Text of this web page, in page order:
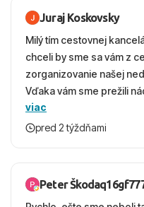
Juraj Koskovsky
Milý tím cestovnej
chceli by sme sa vám z
zorganizovanie našej
Vďaka vám sme prežili
ešte dlho s úsmevom
absolútne hladko – od
bola to trefa do čierneho!
služby a personál: Vždy
viac
pred 2 týždňami
Peter